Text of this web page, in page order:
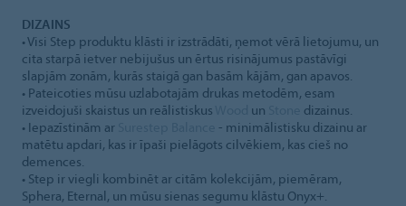
DIZAINS
• Visi Step produktu klāsti ir izstrādāti, ņemot vērā lietojumu, un
cita starpā ietver nebijušus un ērtus risinājumus pastāvīgi
slapjām zonām, kurās staigā gan basām kājām, gan apavos.
• Pateicoties mūsu uzlabotajām drukas metodēm, esam
izveidojuši skaistus un reālistiskus
un
dizainus.
• Iepazīstinām ar
- minimālistisku dizainu ar
matētu apdari, kas ir īpaši pielāgots cilvēkiem, kas cieš no
demences.
• Step ir viegli kombinēt ar citām kolekcijām, piemēram,
Sphera, Eternal, un mūsu sienas segumu klāstu Onyx+.